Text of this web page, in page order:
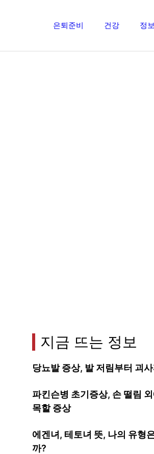
은퇴준비 건강 정보
지금 뜨는 정보
당뇨발 증상, 발 저림부터 괴사
파킨슨병 초기증상, 손 떨림
목할 증상
에겐녀, 테토녀 뜻, 나의 유형
까?